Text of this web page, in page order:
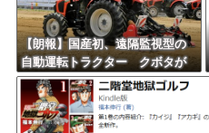
【朗報】国産初、遠隔監視型の
自動運転トラクター クボタが
来春に発売！！！